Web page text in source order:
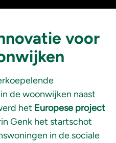
voor
de woonwijken naast
het Europese project
Genk het startschot
in de sociale